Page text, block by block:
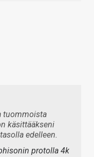
tuommoista
käsittääkseni
edelleen.
protolla 4k